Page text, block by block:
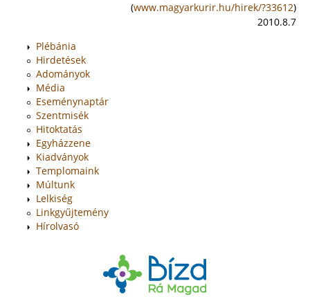
(www.magyarkurir.hu/hirek/?33612)
2010.8.7
Plébánia
Hirdetések
Adományok
Média
Eseménynaptár
Szentmisék
Hitoktatás
Egyházzene
Kiadványok
Templomaink
Múltunk
Lelkiség
Linkgyűjtemény
Hírolvasó